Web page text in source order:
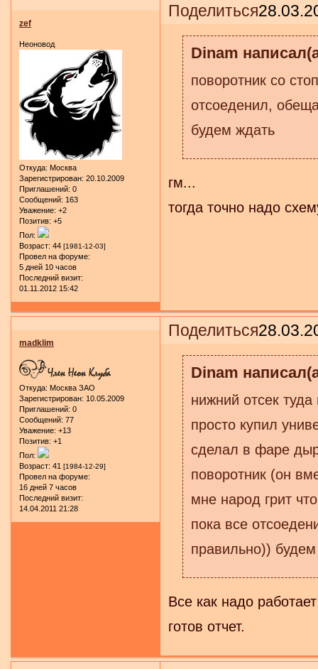
Поделиться
zef
Неоновод
Откуда: Москва
Зарегистрирован: 20.10.2009
Приглашений: 0
Сообщений: 163
Уважение: +2
Позитив: +5
Пол:
Возраст: 44 [1981-12-03]
Провел на форуме:
5 дней 10 часов
Последний визит:
01.11.2012 15:42
Dinam
поворотник со
отсоеденил,
будем ждать
гм...
тогда точно надо
Поделиться
madklim
Откуда: Москва ЗАО
Зарегистрирован: 10.05.2009
Приглашений: 0
Сообщений: 77
Уважение: +13
Позитив: +1
Пол:
Возраст: 41 [1984-12-29]
Провел на форуме:
16 дней 7 часов
Последний визит:
14.04.2011 21:28
Dinam
нижний отсек
просто купил
сделал в фаре
поворотник (он
мне народ грит
пока все
правильно))
Все как надо
готов отчет.